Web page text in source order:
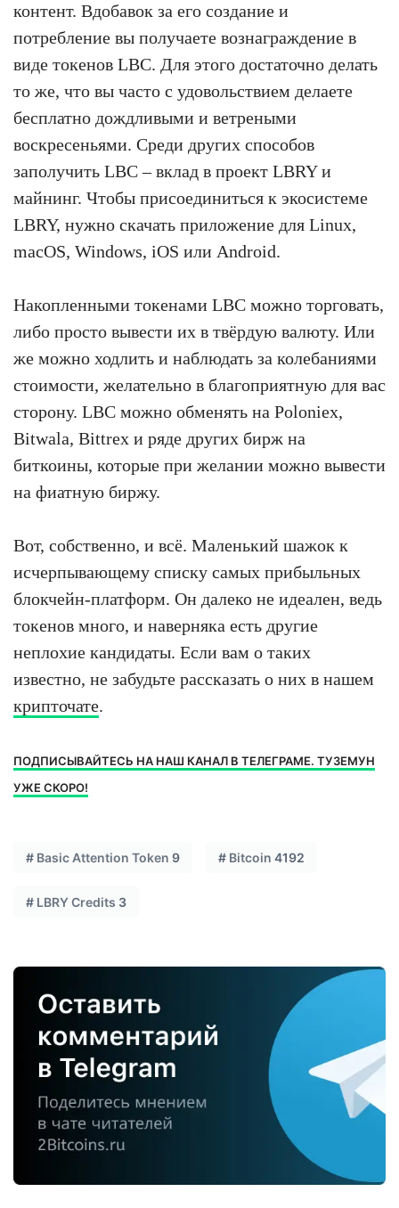
контент. Вдобавок за его создание и
потребление вы получаете вознаграждение в
виде токенов LBC. Для этого достаточно делать
то же, что вы часто с удовольствием делаете
бесплатно дождливыми и ветреными
воскресеньями. Среди других способов
заполучить LBC – вклад в проект LBRY и
майнинг. Чтобы присоединиться к экосистеме
LBRY, нужно скачать приложение для Linux,
macOS, Windows, iOS или Android.
Накопленными токенами LBC можно торговать,
либо просто вывести их в твёрдую валюту. Или
же можно ходлить и наблюдать за колебаниями
стоимости, желательно в благоприятную для вас
сторону. LBC можно обменять на Poloniex,
Bitwala, Bittrex и ряде других бирж на
биткоины, которые при желании можно вывести
на фиатную биржу.
Вот, собственно, и всё. Маленький шажок к
исчерпывающему списку самых прибыльных
блокчейн-платформ. Он далеко не идеален, ведь
токенов много, и наверняка есть другие
неплохие кандидаты. Если вам о таких
известно, не забудьте рассказать о них в нашем
крипточате.
ПОДПИСЫВАЙТЕСЬ НА НАШ КАНАЛ В ТЕЛЕГРАМЕ. ТУЗЕМУН
УЖЕ СКОРО!
# Basic Attention Token 9 # Bitcoin 4192
# LBRY Credits 3